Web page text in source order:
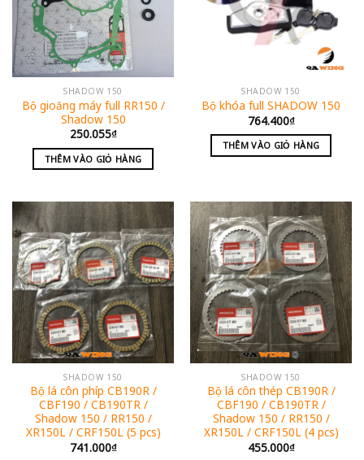
SHADOW 150
Bộ gioăng máy full RR150 /
Shadow 150
250.055₫
THÊM VÀO GIỎ HÀNG
SHADOW 150
Bộ khóa full SHADOW 150
764.400₫
THÊM VÀO GIỎ HÀNG
SHADOW 150
Bộ lá côn phíp CB190R /
CBF190 / CB190TR /
Shadow 150 / RR150 /
XR150L / CRF150L (5 pcs)
741.000₫
SHADOW 150
Bộ lá côn thép CB190R /
CBF190 / CB190TR /
Shadow 150 / RR150 /
XR150L / CRF150L (4 pcs)
455.000₫